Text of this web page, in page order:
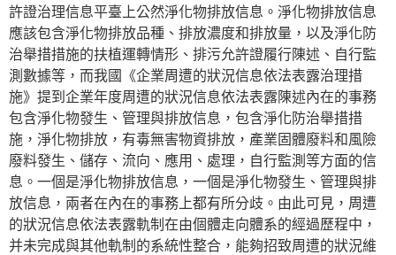
許證治理信息平臺上公然淨化物排放信息。淨化物排放信息
應該包含淨化物排放品種、排放濃度和排放量，以及淨化防
治舉措措施的扶植運轉情形、排污允許證履行陳述、自行監
測數據等，而我國《企業周遭的狀況信息依法表露治理措
施》提到企業年度周遭的狀況信息依法表露陳述內在的事務
包含淨化物發生、管理與排放信息，包含淨化防治舉措措
施，淨化物排放，有毒無害物資排放，產業固體廢料和風險
廢料發生、儲存、流向、應用、處理，自行監測等方面的信
息。一個是淨化物排放信息，一個是淨化物發生、管理與排
放信息，兩者在內在的事務上都有所分歧。由此可見，周遭
的狀況信息依法表露軌制在由個體走向體系的經過歷程中，
并未完成與其他軌制的系統性整合，能夠招致周遭的狀況維